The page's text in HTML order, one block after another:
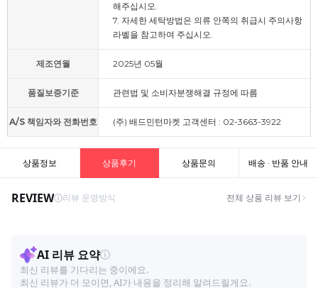
해주십시오.
7. 자세한 세탁방법은 의류 안쪽의 취급시 주의사항
라벨을 참고하여 주십시오.
제조연월 2025년 05월
품질보증기준 관련법 및 소비자분쟁해결 규정에 따름
A/S 책임자와 전화번호 (주) 배드민턴마켓 고객센터 : 02-3663-3922
상품정보 상품후기 상품문의 배송 · 반품 안내